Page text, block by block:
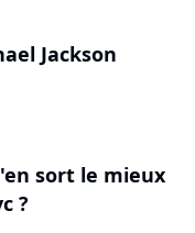
Jackson
sort le mieux
?